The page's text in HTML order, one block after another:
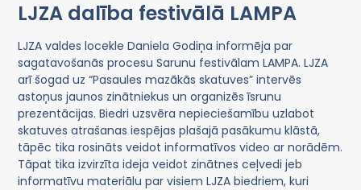
LJZA dalība festivālā LAMPA
LJZA valdes locekle Daniela Godiņa informēja par
sagatavošanās procesu Sarunu festivālam LAMPA. LJZA
arī šogad uz “Pasaules mazākās skatuves” intervēs
astoņus jaunos zinātniekus un organizēs īsrunu
prezentācijas. Biedri uzsvēra nepieciešamību uzlabot
skatuves atrašanas iespējas plašajā pasākumu klāstā,
tāpēc tika rosināts veidot informatīvos video ar norādēm.
Tāpat tika izvirzīta ideja veidot zinātnes ceļvedi jeb
informatīvu materiālu par visiem LJZA biedriem, kuri